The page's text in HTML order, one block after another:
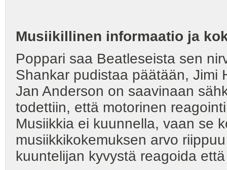
Musiikillinen informaatio ja
Poppari saa Beatleseista sen
Shankar pudistaa päätään, Jimi
Jan Anderson on saavinaan
todettiin, että motorinen
Musiikkia ei kuunnella, vaan se
musiikkikokemuksen arvo
kuuntelijan kyvystä reagoida